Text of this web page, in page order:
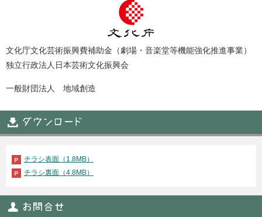
文化庁文化芸術振興費補助金（劇場・音楽堂等機能強化推進事業）
独立行政法人日本芸術文化振興会
一般財団法人 地域創造
チラシ表面（1.8MB）
チラシ裏面（4.8MB）